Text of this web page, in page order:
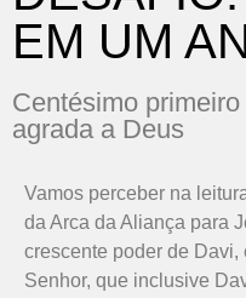
EM UM
Centésimo
agrada a Deus
Vamos perceber na
da Arca da Aliança para
crescente poder de
Senhor, que inclusive